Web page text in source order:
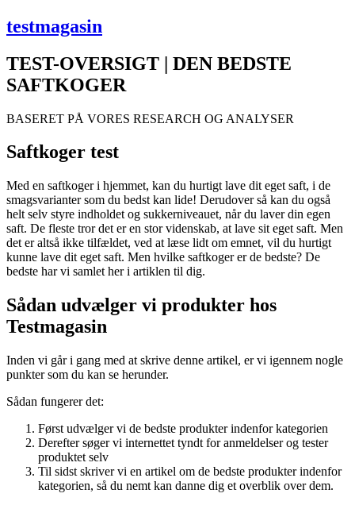
testmagasin
TEST-OVERSIGT | DEN BEDSTE
SAFTKOGER
BASERET PÅ VORES RESEARCH OG ANALYSER
Saftkoger test
Med en saftkoger i hjemmet, kan du hurtigt lave dit eget saft, i de
smagsvarianter som du bedst kan lide! Derudover så kan du også
helt selv styre indholdet og sukkerniveauet, når du laver din egen
saft. De fleste tror det er en stor videnskab, at lave sit eget saft. Men
det er altså ikke tilfældet, ved at læse lidt om emnet, vil du hurtigt
kunne lave dit eget saft. Men hvilke saftkoger er de bedste? De
bedste har vi samlet her i artiklen til dig.
Sådan udvælger vi produkter hos
Testmagasin
Inden vi går i gang med at skrive denne artikel, er vi igennem nogle
punkter som du kan se herunder.
Sådan fungerer det:
Først udvælger vi de bedste produkter indenfor kategorien
Derefter søger vi internettet tyndt for anmeldelser og tester
produktet selv
Til sidst skriver vi en artikel om de bedste produkter indenfor
kategorien, så du nemt kan danne dig et overblik over dem.